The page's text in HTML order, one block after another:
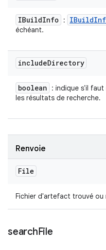
IBuildInfo : IBuild
échéant.
includeDirectory
boolean
: indique s'il
les résultats de recherche.
Renvoie
File
Fichier d'artefact trouvé ou
searchFile